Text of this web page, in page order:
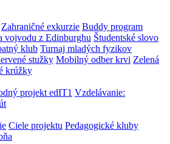
Zahraničné exkurzie Buddy program
vojvodu z Edinburghu Študentské slovo
klub Turnaj mladých fyzikov
stužky Mobilný odber krvi Zelená
krúžky
projekt edIT1 Vzdelávanie:
Ciele projektu Pedagogické kluby